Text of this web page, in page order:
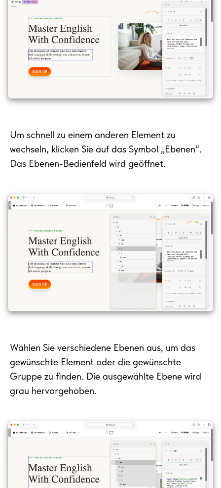
Um schnell zu einem anderen Element zu
wechseln, klicken Sie auf das Symbol „Ebenen“.
Das Ebenen-Bedienfeld wird geöffnet.
Wählen Sie verschiedene Ebenen aus, um das
gewünschte Element oder die gewünschte
Gruppe zu finden. Die ausgewählte Ebene wird
grau hervorgehoben.